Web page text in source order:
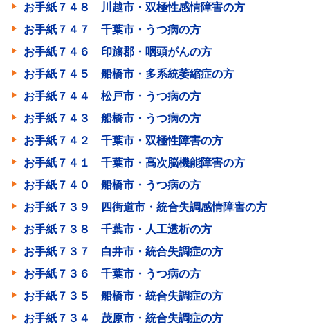
お手紙７４８ 川越市・双極性感情障害の方
お手紙７４７ 千葉市・うつ病の方
お手紙７４６ 印旛郡・咽頭がんの方
お手紙７４５ 船橋市・多系統萎縮症の方
お手紙７４４ 松戸市・うつ病の方
お手紙７４３ 船橋市・うつ病の方
お手紙７４２ 千葉市・双極性障害の方
お手紙７４１ 千葉市・高次脳機能障害の方
お手紙７４０ 船橋市・うつ病の方
お手紙７３９ 四街道市・統合失調感情障害の方
お手紙７３８ 千葉市・人工透析の方
お手紙７３７ 白井市・統合失調症の方
お手紙７３６ 千葉市・うつ病の方
お手紙７３５ 船橋市・統合失調症の方
お手紙７３４ 茂原市・統合失調症の方